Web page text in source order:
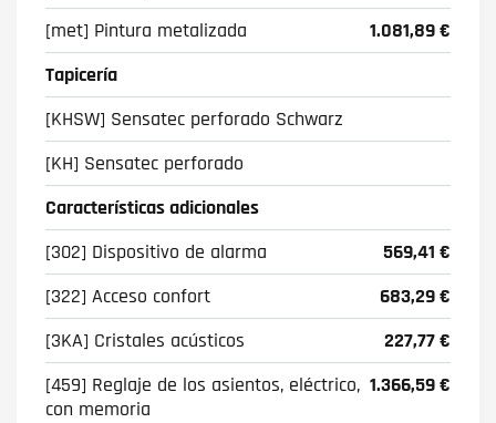
[met] Pintura metalizada
1.081,89 €
Tapicería
[KHSW] Sensatec perforado Schwarz
[KH] Sensatec perforado
Características adicionales
[302] Dispositivo de alarma
569,41 €
[322] Acceso confort
683,29 €
[3KA] Cristales acústicos
227,77 €
[459] Reglaje de los asientos, eléctrico,
con memoria
1.366,59 €